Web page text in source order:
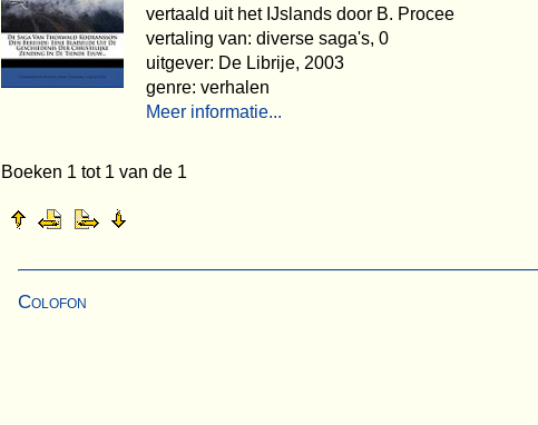
vertaald uit het IJslands door B. Procee
vertaling van: diverse saga's, 0
uitgever: De Librije, 2003
genre: verhalen
Meer informatie...
Boeken 1 tot 1 van de 1
Colofon